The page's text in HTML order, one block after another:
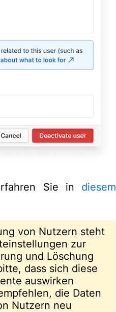
Sie in diesem
von Nutzern steht
zur
und Löschung
dass sich diese
auswirken
die Daten
Nutzern neu